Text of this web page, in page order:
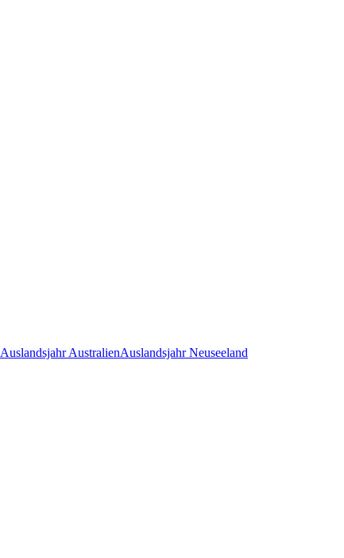
Auslandsjahr AustralienAuslandsjahr Neuseeland